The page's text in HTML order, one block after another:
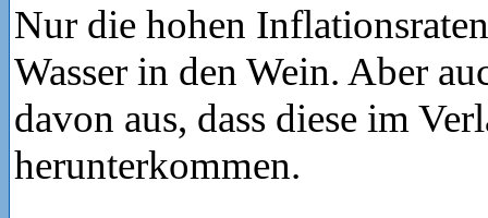
Nur die hohen
Wasser in den Wein. Aber
davon aus, dass diese im
herunterkommen.